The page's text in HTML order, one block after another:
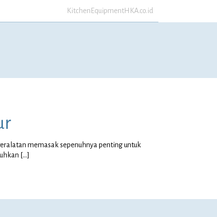
KitchenEquipmentHKA.co.id
memasak sepenuhnya penting untuk
[…]